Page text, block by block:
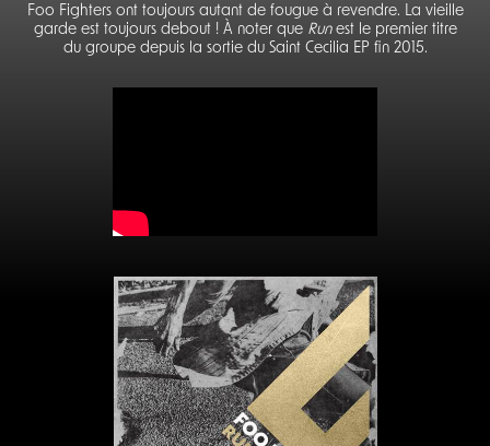
Foo Fighters ont toujours autant de fougue à revendre. La vieille
garde est toujours debout ! À noter que Runest le premier titre
du groupe depuis la sortie du Saint Cecilia EP fin 2015.